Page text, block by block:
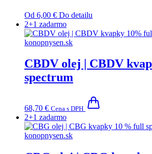
Od 6,00 € Do detailu
2+1 zadarmo
CBDV olej | CBDV
spectrum
68,70 € Cena s DPH
2+1 zadarmo